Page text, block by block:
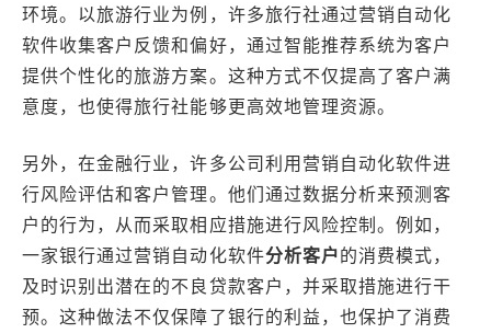
环境。以旅游行业为例，许多旅行社通过营销自动化
软件收集客户反馈和偏好，通过智能推荐系统为客户
提供个性化的旅游方案。这种方式不仅提高了客户满
意度，也使得旅行社能够更高效地管理资源。
另外，在金融行业，许多公司利用营销自动化软件进
行风险评估和客户管理。他们通过数据分析来预测客
户的行为，从而采取相应措施进行风险控制。例如，
一家银行通过营销自动化软件分析客户的消费模式，
及时识别出潜在的不良贷款客户，并采取措施进行干
预。这种做法不仅保障了银行的利益，也保护了消费